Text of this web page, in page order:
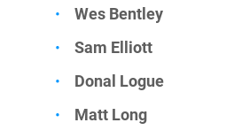
Wes Bentley
Sam Elliott
Donal Logue
Matt Long